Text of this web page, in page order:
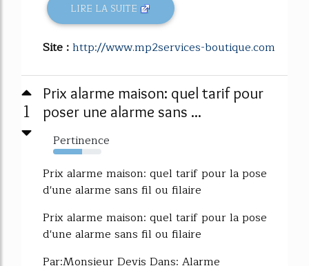
LIRE LA SUITE
Site :http://www.mp2services-boutique.com
1
Prix alarme maison: quel tarif pour
poser une alarme sans ...
Pertinence
60%
Prix alarme maison: quel tarif pour la pose
d'une alarme sans fil ou filaire
Prix alarme maison: quel tarif pour la pose
d'une alarme sans fil ou filaire
Par:Monsieur Devis Dans: Alarme